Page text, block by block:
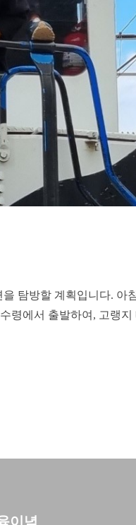
탐방할 계획입니다. 아
령에서 출발하여, 고랭
이념